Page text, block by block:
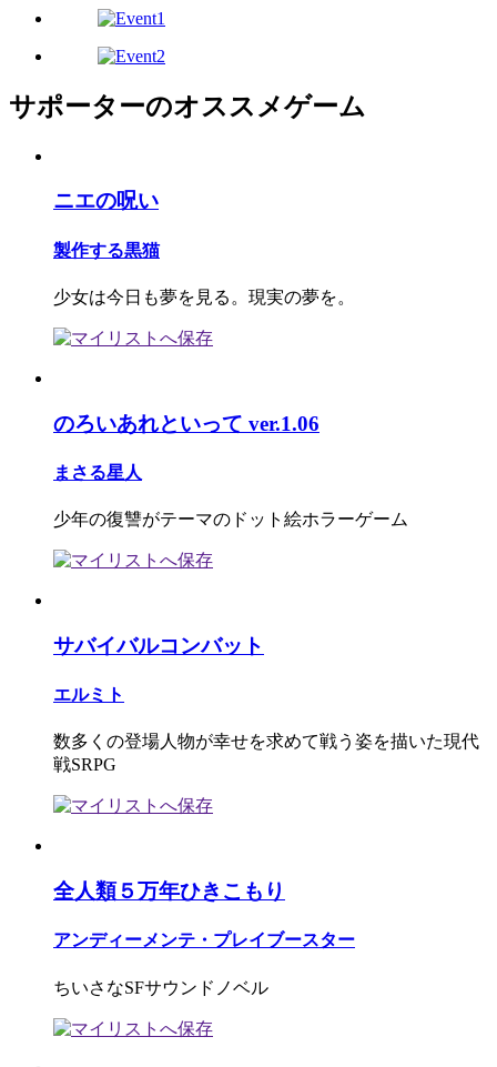
サポーターのオススメゲーム
ニエの呪い
製作する黒猫
少女は今日も夢を見る。現実の夢を。
のろいあれといって ver.1.06
まさる星人
少年の復讐がテーマのドット絵ホラーゲーム
サバイバルコンバット
エルミト
数多くの登場人物が幸せを求めて戦う姿を描いた現代
戦SRPG
全人類５万年ひきこもり
アンディーメンテ・プレイブースター
ちいさなSFサウンドノベル